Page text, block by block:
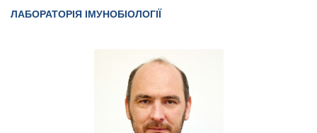
ЛАБОРАТОРІЯ ІМУНОБІОЛОГІЇ